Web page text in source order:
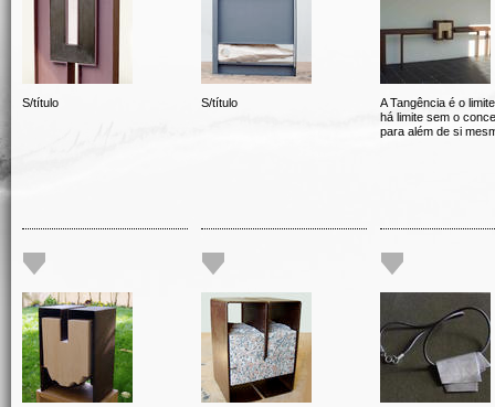
S/título S/título
A Tangência é o
há limite sem o
para além de si